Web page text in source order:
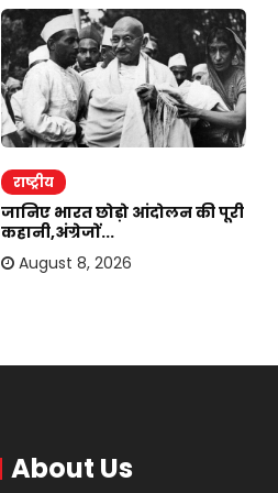
राष्ट्रीय
जानिए भारत छोड़ो आंदोलन की पूरी
कहानी,अंग्रेजों...
August 8, 2026
About Us